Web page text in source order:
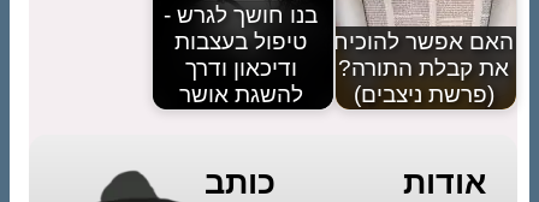
האם אפשר להוכיח
את קבלת התורה?
(פרשת ניצבים)
בנו חושך לגרש -
טיפול בעצבות
ודיכאון ודרך
להשגת אושר
אודות כותב